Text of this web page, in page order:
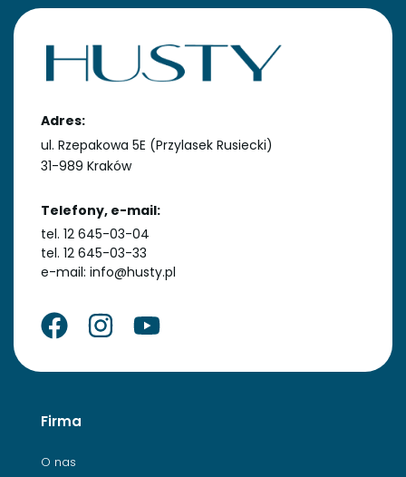
Adres:
ul. Rzepakowa 5E (Przylasek Rusiecki)
31-989 Kraków
Telefony, e-mail:
tel. 12 645-03-04
tel. 12 645-03-33
e-mail: info@husty.pl
Firma
O nas